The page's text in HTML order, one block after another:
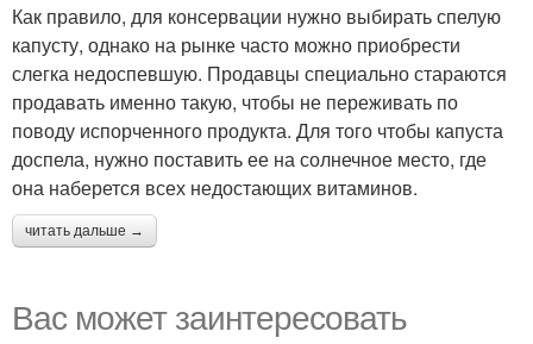
Как правило, для консервации нужно выбирать спелую
капусту, однако на рынке часто можно приобрести
слегка недоспевшую. Продавцы специально стараются
продавать именно такую, чтобы не переживать по
поводу испорченного продукта. Для того чтобы капуста
доспела, нужно поставить ее на солнечное место, где
она наберется всех недостающих витаминов.
читать дальше →
Вас может заинтересовать